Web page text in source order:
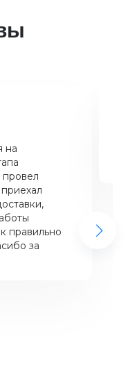
на
правильно
за